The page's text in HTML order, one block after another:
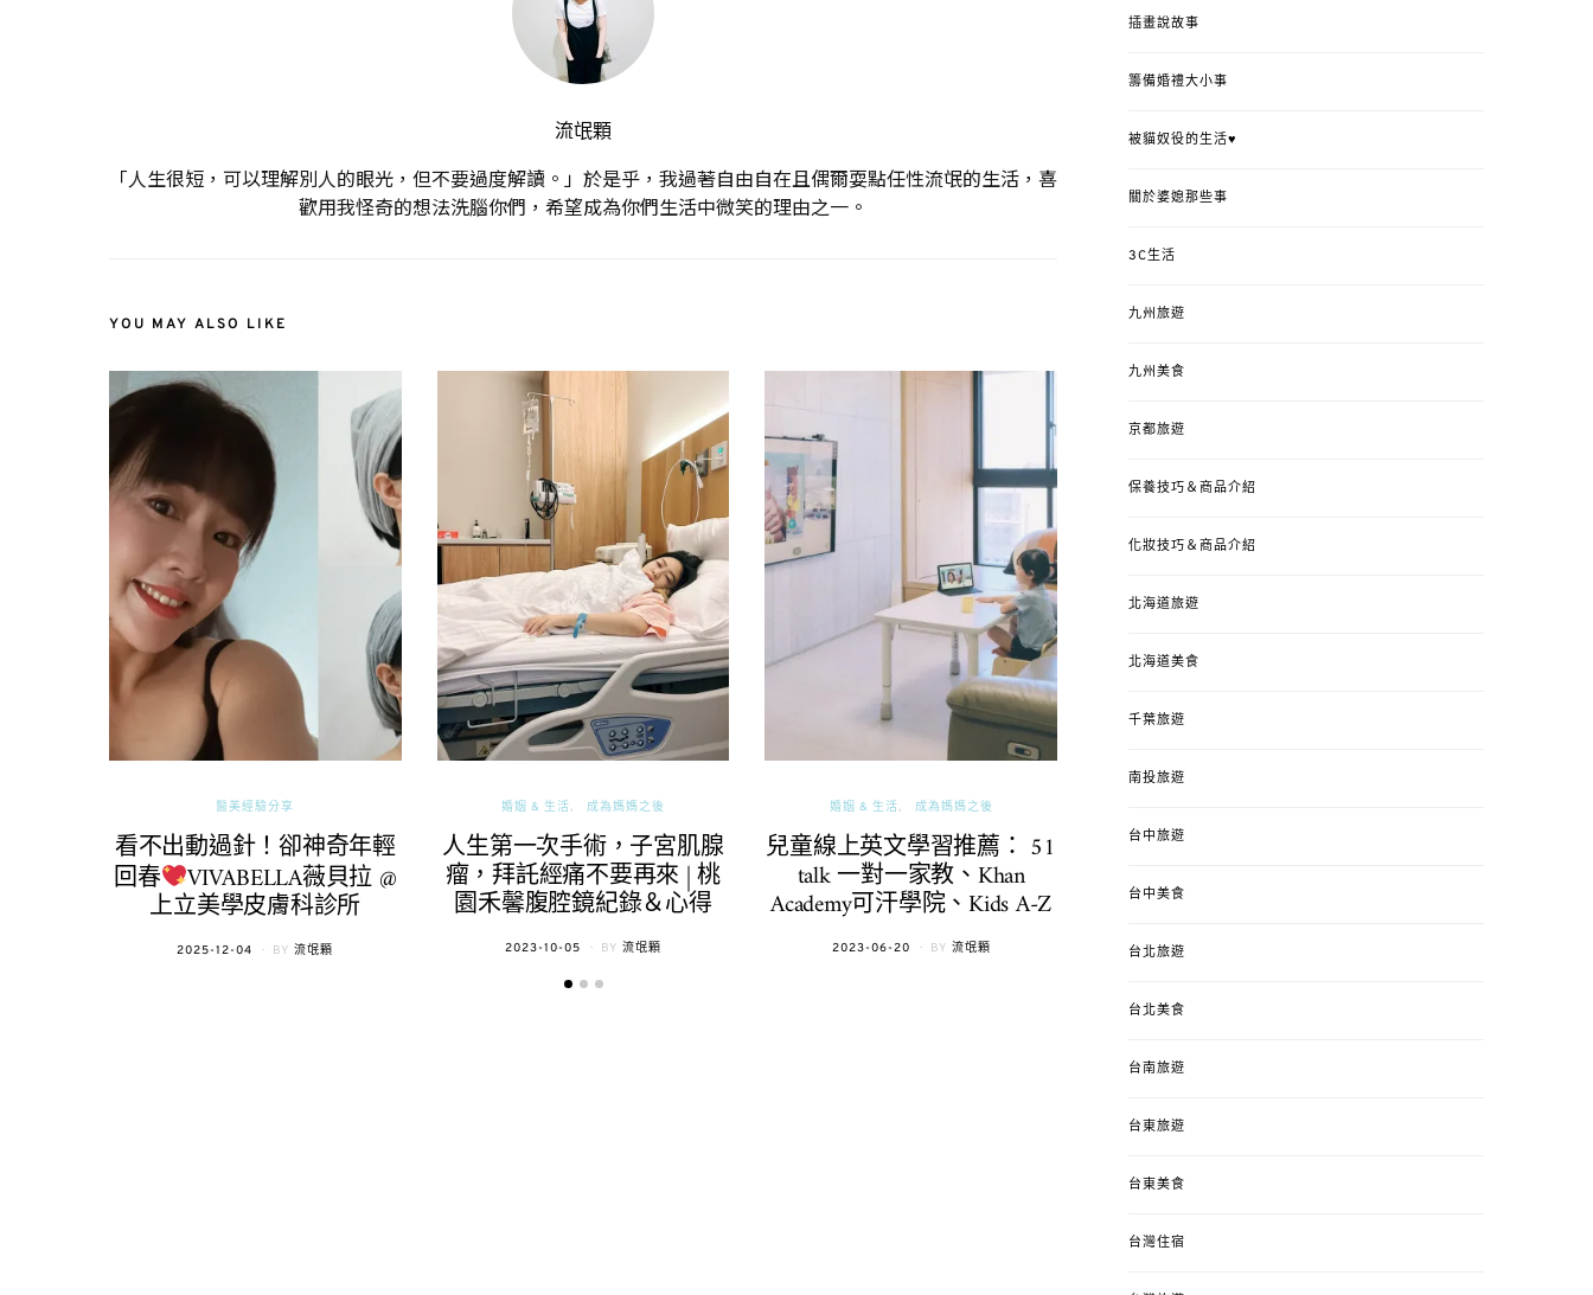
流氓顆
「人生很短，可以理解別人的眼光，但不要過度解讀。」於是乎，我過著自由自在且偶爾耍點任性流氓的生活，喜
歡用我怪奇的想法洗腦你們，希望成為你們生活中微笑的理由之一。
YOU MAY ALSO LIKE
醫美經驗分享
看不出動過針！卻神奇年輕
回春 VIVABELLA薇貝拉 @
上立美學皮膚科診所
POSTED
2025-12-04 BY 流氓顆
婚姻 & 生活 成為媽媽之後
人生第一次手術，子宮肌腺
瘤，拜託經痛不要再來 | 桃
園禾馨腹腔鏡紀錄＆心得
POSTED
2023-10-05 BY 流氓顆
婚姻 & 生活 成為媽媽之後
兒童線上英文學習推薦： 51
talk 一對一家教、Khan
Academy可汗學院、Kids A-Z
POSTED
2023-06-20 BY 流氓顆
4y3m ：視力檢查、練習犯
錯、認識華德福
插畫說故事
籌備婚禮大小事
被貓奴役的生活♥
關於婆媳那些事
3C生活
九州旅遊
九州美食
京都旅遊
保養技巧＆商品介紹
化妝技巧＆商品介紹
北海道旅遊
北海道美食
千葉旅遊
南投旅遊
台中旅遊
台中美食
台北旅遊
台北美食
台南旅遊
台東旅遊
台東美食
台灣住宿